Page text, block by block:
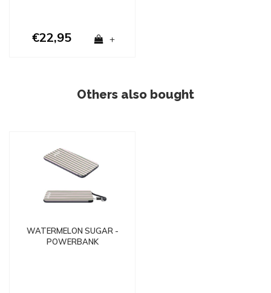
€22,95 +
Others also bought
WATERMELON SUGAR -
POWERBANK